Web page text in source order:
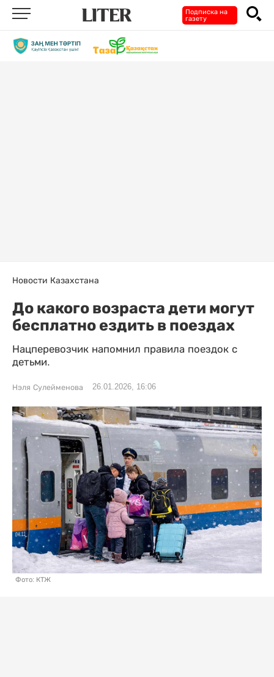
Подписка на
газету
Новости Казахстана
До какого возраста дети могут
бесплатно ездить в поездах
Нацперевозчик напомнил правила поездок с
детьми.
Нэля Сулейменова 26.01.2026, 16:06
Фото: КТЖ